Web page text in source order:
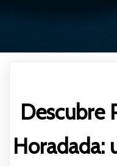
Descubre
Horadada: